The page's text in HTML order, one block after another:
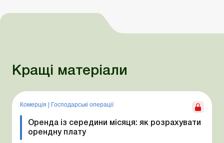
Кращі матеріали
Комерція Господарські операції
Оренда із середини місяця: як розрахувати
орендну плату